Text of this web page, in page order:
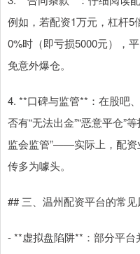
例如，若配资1万元，杠杆5
0%时（即亏损5000元），
免意外爆仓。
4. **口碑与监管**：在股吧
否有“无法出金”“恶意平仓”
监会监管”——实际上，配资
传多为噱头。
## 三、温州配资平台的常见
- **虚拟盘陷阱**：部分平